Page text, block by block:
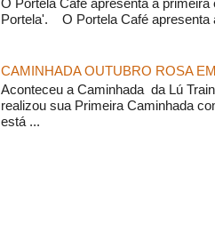
O Portela Café apresenta a
Portela'. O Portela Café apresenta
CAMINHADA OUTUBRO ROSA
Aconteceu a Caminhada da Lú
realizou sua Primeira Caminhada
está ...